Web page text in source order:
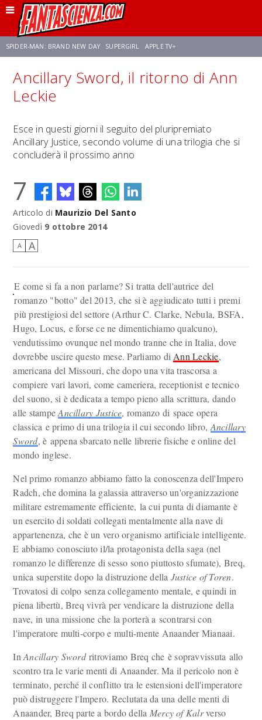
SPIDER-MAN: BRAND NEW DAY SUPERGIRL APPLE TV+
FRANCO RICCIARDIELLO ZENDAYA STAR TREK AVENGERS: DOOMSDAY
Ancillary Sword, il ritorno di Ann
Leckie
Esce in questi giorni il seguito del pluripremiato
Ancillary Justice, secondo volume di una trilogia che si
concluderà il prossimo anno
7
Articolo di Maurizio Del Santo
Giovedì 9 ottobre 2014
A A
E come si fa a non parlarne? Si tratta dell'autrice del
romanzo "botto" del 2013, che si è aggiudicato tutti i premi
più prestigiosi del settore (Arthur C. Clarke, Nebula, BSFA,
Hugo, Locus, e forse ce ne dimentichiamo qualcuno),
vendutissimo ovunque nel mondo tranne che in Italia, dove
dovrebbe uscire questo mese. Parliamo di Ann Leckie,
americana del Missouri, che dopo una vita trascorsa a
compiere vari lavori, come cameriera, receptionist e tecnico
del suono, si è dedicata a tempo pieno alla scrittura, dando
alle stampeAncillary Justice, romanzo di space opera
classica e primo di una trilogia il cui secondo libro, Ancillary
Sword, è appena sbarcato nelle librerie fisiche e online del
mondo inglese.
Nel primo romanzo abbiamo fatto la conoscenza dell'Impero
Radch, che domina la galassia attraverso un'organizzazione
militare estremamente efficiente, la cui punta di diamante è
un esercito di soldati collegati mentalmente alla nave di
appartenenza, che è un vero organismo artificiale intelligente.
E abbiamo conosciuto il/la protagonista della saga (nel
romanzo le differenze di sesso sono piuttosto sfumate), Breq,
unica superstite dopo la distruzione della Justice of Toren.
Trovatosi di colpo senza collegamento mentale, e quindi in
piena libertù, Breq vivrà per vendicare la distruzione della
nave, in una missione che la porterà a scontrarsi con
l'imperatore multi-corpo e multi-mente Anaander Mianaai.
InAncillary Swordritroviamo Breq che è sopravvissuta allo
scontro tra le varie menti di Anaander. Ma il pericolo non è
terminato, perché il conflitto tra le estensioni dell'imperatore
può distruggere l'Impero. Reclutata da una delle menti di
Anaander, Breq parte a bordo della Mercy of Kalrverso